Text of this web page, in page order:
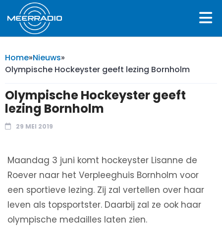
Home»Nieuws»
Olympische Hockeyster geeft lezing Bornholm
Olympische Hockeyster geeft
lezing Bornholm
29 MEI 2019
Maandag 3 juni komt hockeyster Lisanne de
Roever naar het Verpleeghuis Bornholm voor
een sportieve lezing. Zij zal vertellen over haar
leven als topsportster. Daarbij zal ze ook haar
olympische medailles laten zien.